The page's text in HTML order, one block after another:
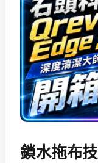
鎖水拖布